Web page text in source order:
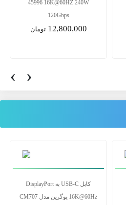
45996 16K@60HZ 240W
120Gbps
12,800,000 تومان
‹ ›
کابل USB-C به DisplayPort
16K@60Hz یوگرین مدل CM707